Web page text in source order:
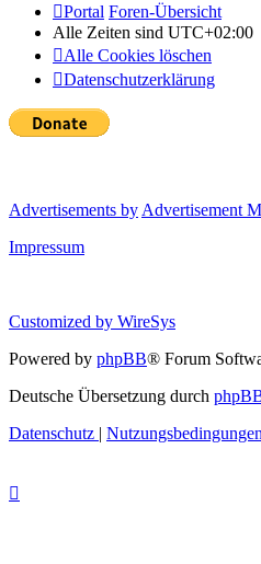
Portal Foren-Übersicht
Alle Zeiten sind UTC+02:00
Alle Cookies löschen
Datenschutzerklärung
Advertisements by Advertisement
Impressum
Customized by WireSys
Powered by phpBB® Forum
Deutsche Übersetzung durch
Datenschutz | Nutzungsbedingungen